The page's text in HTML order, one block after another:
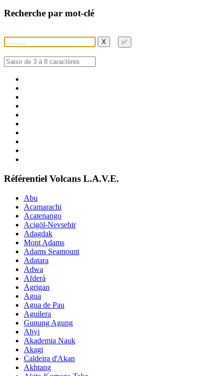
Recherche par mot-clé
X ✅
Référentiel Volcans L.A.V.E.
Abu
Acamarachi
Acatenango
Acigöl-Nevsehir
Adagdak
Mont Adams
Adams Seamount
Adatara
Adwa
Afderà
Agrigan
Agua
Agua de Pau
Aguilera
Gunung Agung
Ahyi
Akademia Nauk
Akagi
Caldeira d'Akan
Akhtang